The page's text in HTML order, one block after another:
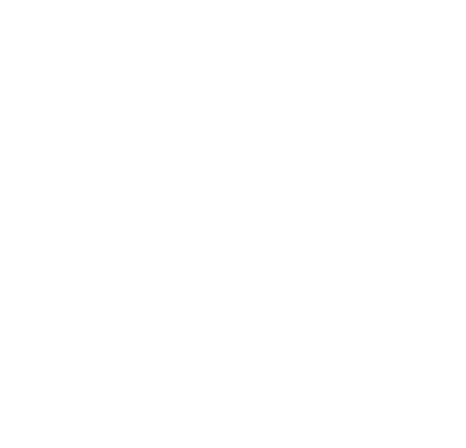
nápoje za poplatok
spravidla balkón; max. obsaditeľnosť izby sú 2 dospelé osoby
balkón; max. obsaditeľnosť izby sú 2 dospelé osoby a 2 deti do